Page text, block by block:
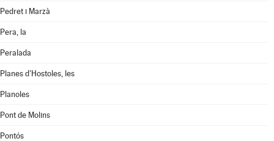
Pedret i Marzà
Pera, la
Peralada
Planes d'Hostoles, les
Planoles
Pont de Molins
Pontós